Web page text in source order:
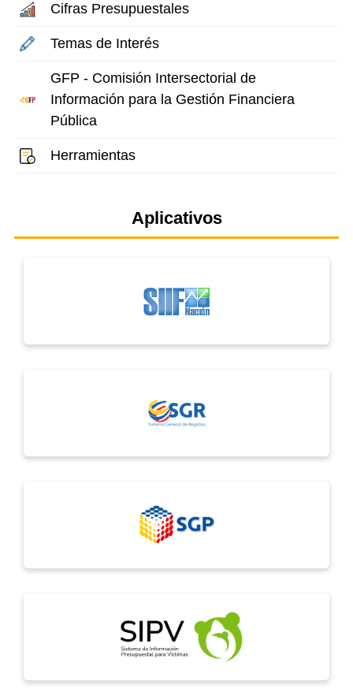
Cifras Presupuestales
Temas de Interés
GFP - Comisión Intersectorial de
Información para la Gestión Financiera
Pública
Herramientas
Aplicativos